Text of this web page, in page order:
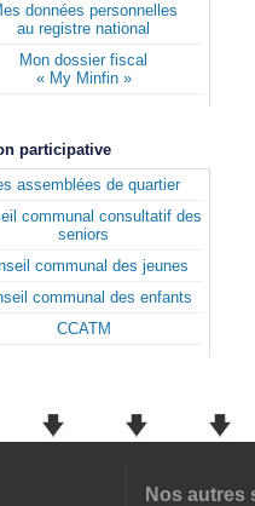
données personnelles
au registre national
Mon dossier fiscal
« My Minfin »
participative
assemblées de quartier
communal consultatif des
seniors
communal des jeunes
communal des enfants
CCATM
Nos autres